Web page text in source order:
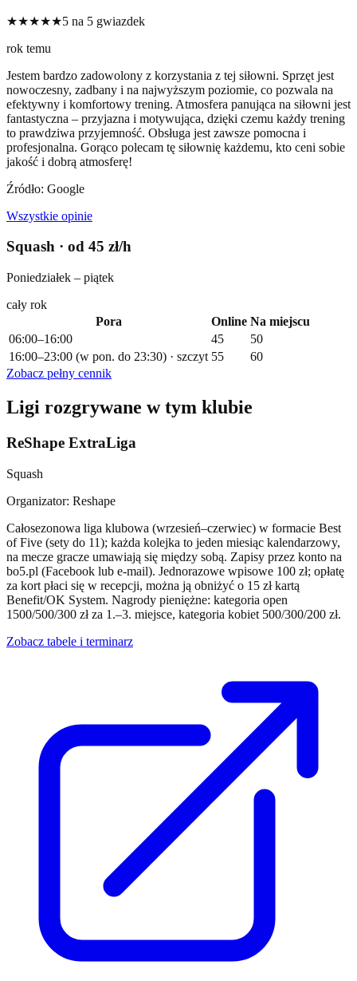
★★★★★5 na 5 gwiazdek
rok temu
Jestem bardzo zadowolony z korzystania z tej siłowni. Sprzęt jest
nowoczesny, zadbany i na najwyższym poziomie, co pozwala na
efektywny i komfortowy trening. Atmosfera panująca na siłowni jest
fantastyczna – przyjazna i motywująca, dzięki czemu każdy trening
to prawdziwa przyjemność. Obsługa jest zawsze pomocna i
profesjonalna. Gorąco polecam tę siłownię każdemu, kto ceni sobie
jakość i dobrą atmosferę!
Źródło: Google
Wszystkie opinie
Squash · od 45 zł/h
Poniedziałek – piątek
cały rok
Pora
Online Na miejscu
06:00–16:00
45
50
16:00–23:00 (w pon. do 23:30) · szczyt 55
60
Zobacz pełny cennik
Ligi rozgrywane w tym klubie
ReShape ExtraLiga
Squash
Organizator: Reshape
Całosezonowa liga klubowa (wrzesień–czerwiec) w formacie Best
of Five (sety do 11); każda kolejka to jeden miesiąc kalendarzowy,
na mecze gracze umawiają się między sobą. Zapisy przez konto na
bo5.pl (Facebook lub e-mail). Jednorazowe wpisowe 100 zł; opłatę
za kort płaci się w recepcji, można ją obniżyć o 15 zł kartą
Benefit/OK System. Nagrody pieniężne: kategoria open
1500/500/300 zł za 1.–3. miejsce, kategoria kobiet 500/300/200 zł.
Zobacz tabele i terminarz